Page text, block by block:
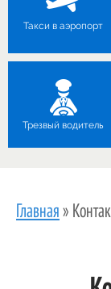
Такси в аэропорт
Трезвый водитель
Главная »